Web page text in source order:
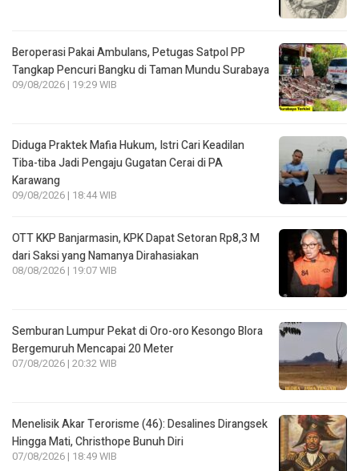
Beroperasi Pakai Ambulans, Petugas Satpol PP
Tangkap Pencuri Bangku di Taman Mundu Surabaya
09/08/2026 | 19:29 WIB
Diduga Praktek Mafia Hukum, Istri Cari Keadilan
Tiba-tiba Jadi Pengaju Gugatan Cerai di PA
Karawang
09/08/2026 | 18:44 WIB
OTT KKP Banjarmasin, KPK Dapat Setoran Rp8,3 M
dari Saksi yang Namanya Dirahasiakan
08/08/2026 | 19:07 WIB
Semburan Lumpur Pekat di Oro-oro Kesongo Blora
Bergemuruh Mencapai 20 Meter
07/08/2026 | 20:32 WIB
Menelisik Akar Terorisme (46): Desalines Dirangsek
Hingga Mati, Christhope Bunuh Diri
07/08/2026 | 18:49 WIB